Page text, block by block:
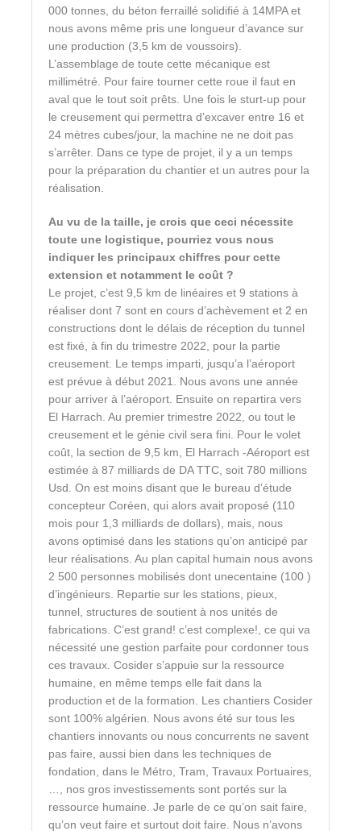
000 tonnes, du béton ferraillé solidifié à 14MPA et
nous avons même pris une longueur d’avance sur
une production (3,5 km de voussoirs).
L’assemblage de toute cette mécanique est
millimétré. Pour faire tourner cette roue il faut en
aval que le tout soit prêts. Une fois le sturt-up pour
le creusement qui permettra d’excaver entre 16 et
24 mètres cubes/jour, la machine ne ne doit pas
s’arrêter. Dans ce type de projet, il y a un temps
pour la préparation du chantier et un autres pour la
réalisation.
Au vu de la taille, je crois que ceci nécessite
toute une logistique, pourriez vous nous
indiquer les principaux chiffres pour cette
extension et notamment le coût ?
Le projet, c’est 9,5 km de linéaires et 9 stations à
réaliser dont 7 sont en cours d’achèvement et 2 en
constructions dont le délais de réception du tunnel
est fixé, à fin du trimestre 2022, pour la partie
creusement. Le temps imparti, jusqu’a l’aéroport
est prévue à début 2021. Nous avons une année
pour arriver à l’aéroport. Ensuite on repartira vers
El Harrach. Au premier trimestre 2022, ou tout le
creusement et le génie civil sera fini. Pour le volet
coût, la section de 9,5 km, El Harrach -Aéroport est
estimée à 87 milliards de DA TTC, soit 780 millions
Usd. On est moins disant que le bureau d’étude
concepteur Coréen, qui alors avait proposé (110
mois pour 1,3 milliards de dollars), mais, nous
avons optimisé dans les stations qu’on anticipé par
leur réalisations. Au plan capital humain nous avons
2 500 personnes mobilisés dont unecentaine (100 )
d’ingénieurs. Repartie sur les stations, pieux,
tunnel, structures de soutient à nos unités de
fabrications. C’est grand! c’est complexe!, ce qui va
nécessité une gestion parfaite pour cordonner tous
ces travaux. Cosider s’appuie sur la ressource
humaine, en même temps elle fait dans la
production et de la formation. Les chantiers Cosider
sont 100% algérien. Nous avons été sur tous les
chantiers innovants ou nous concurrents ne savent
pas faire, aussi bien dans les techniques de
fondation, dans le Métro, Tram, Travaux Portuaires,
…, nos gros investissements sont portés sur la
ressource humaine. Je parle de ce qu’on sait faire,
qu’on veut faire et surtout doit faire. Nous n’avons